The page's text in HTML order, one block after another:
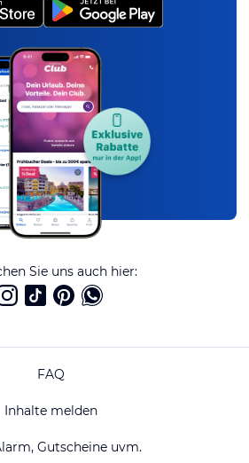
Sie uns auch hier:
FAQ
Inhalte melden
Gutscheine uvm.